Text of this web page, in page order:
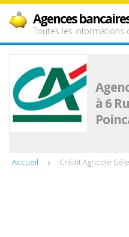
Agences
Toutes les informations
à 6
Accueil Crédit Agricole